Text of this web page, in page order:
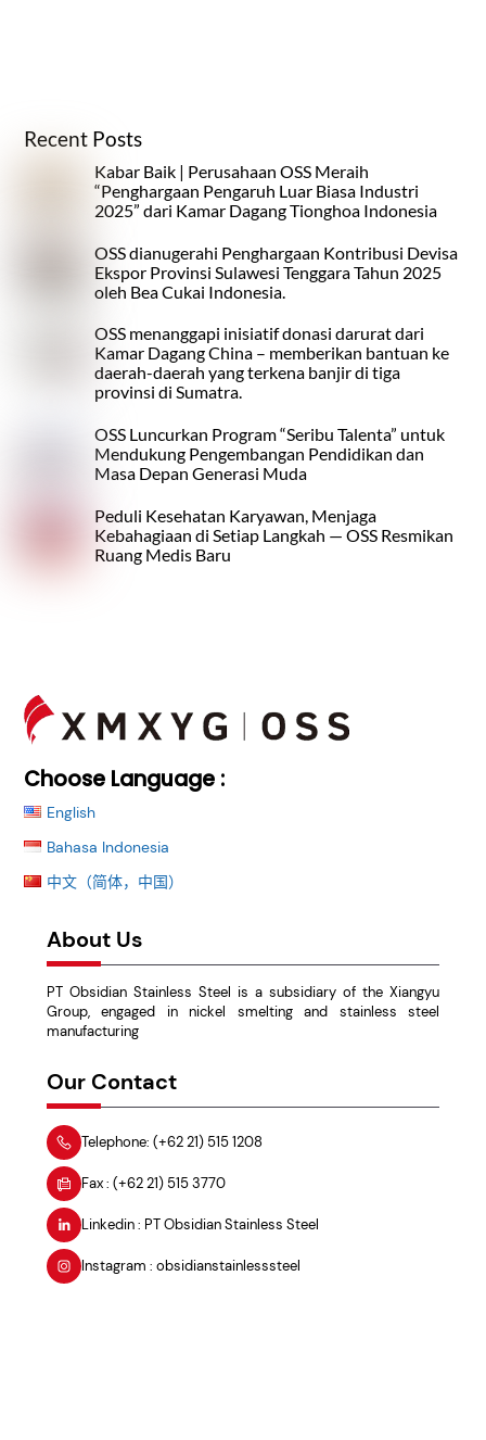
Recent Posts
Kabar Baik | Perusahaan OSS Meraih
“Penghargaan Pengaruh Luar Biasa Industri
2025” dari Kamar Dagang Tionghoa Indonesia
OSS dianugerahi Penghargaan Kontribusi Devisa
Ekspor Provinsi Sulawesi Tenggara Tahun 2025
oleh Bea Cukai Indonesia.
OSS menanggapi inisiatif donasi darurat dari
Kamar Dagang China – memberikan bantuan ke
daerah-daerah yang terkena banjir di tiga
provinsi di Sumatra.
OSS Luncurkan Program “Seribu Talenta” untuk
Mendukung Pengembangan Pendidikan dan
Masa Depan Generasi Muda
Peduli Kesehatan Karyawan, Menjaga
Kebahagiaan di Setiap Langkah — OSS Resmikan
Ruang Medis Baru
Top
Choose Language :
English
Bahasa Indonesia
中文（简体，中国）
About Us
PT Obsidian Stainless Steel is a subsidiary of the Xiangyu
Group, engaged in nickel smelting and stainless steel
manufacturing
Our Contact
Telephone: (+62 21) 515 1208
Fax : (+62 21) 515 3770
Linkedin : PT Obsidian Stainless Steel
Instagram : obsidianstainlesssteel